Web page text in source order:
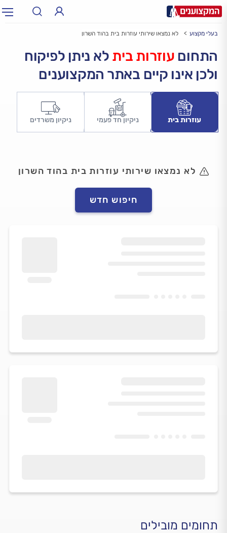
עירעיר: תל אביב, חיפה…
בעלי מקצוע לא נמצאו שירותי עוזרות בית בהוד השרון
התחום עוזרות בית לא ניתן לפיקוח
ולכן אינו קיים באתר המקצוענים
עוזרות בית ניקיון חד פעמי ניקיון משרדים
לא נמצאו שירותי עוזרות בית בהוד השרון
חיפוש חדש
תחומים מובילים